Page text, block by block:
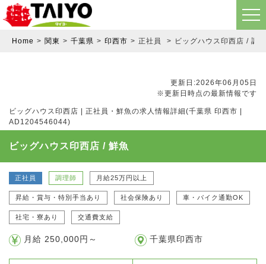
Home 関東 千葉県 印西市 正社員 ビッグハウス印西店 / 調
更新日:2026年06月05日
※更新日時点の最新情報です
ビッグハウス印西店 | 正社員・鮮魚の求人情報詳細(千葉県 印西市 |
AD1204546044)
ビッグハウス印西店 / 鮮魚
正社員 調理師 月給25万円以上
昇給・賞与・特別手当あり 社会保険あり 車・バイク通勤OK
社宅・寮あり 交通費支給
月給 250,000円～ 千葉県印西市